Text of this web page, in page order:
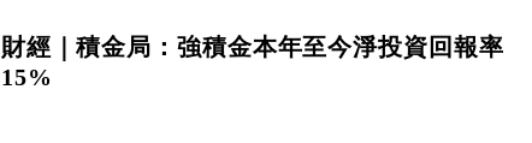
財經｜積金局：強積金本年至今淨投資回報率
15%